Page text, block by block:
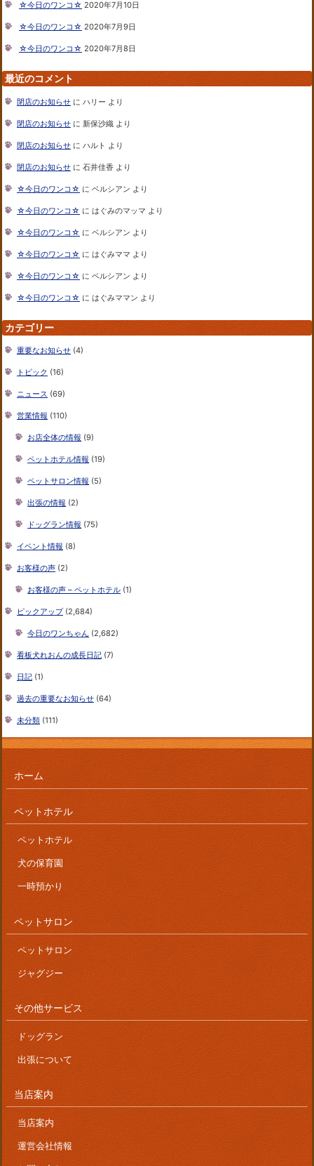
☆今日のワンコ☆ 2020年7月10日
☆今日のワンコ☆ 2020年7月9日
☆今日のワンコ☆ 2020年7月8日
最近のコメント
閉店のお知らせ に ハリー より
閉店のお知らせ に 新保沙織 より
閉店のお知らせ に ハルト より
閉店のお知らせ に 石井佳香 より
☆今日のワンコ☆ に ベルシアン より
☆今日のワンコ☆ に はぐみのマッマ より
☆今日のワンコ☆ に ベルシアン より
☆今日のワンコ☆ に はぐみママ より
☆今日のワンコ☆ に ベルシアン より
☆今日のワンコ☆ に はぐみママン より
カテゴリー
重要なお知らせ (4)
トピック (16)
ニュース (69)
営業情報 (110)
お店全体の情報 (9)
ペットホテル情報 (19)
ペットサロン情報 (5)
出張の情報 (2)
ドッグラン情報 (75)
イベント情報 (8)
お客様の声 (2)
お客様の声 – ペットホテル (1)
ピックアップ(2,684)
今日のワンちゃん (2,682)
看板犬れおんの成長日記 (7)
日記 (1)
過去の重要なお知らせ (64)
未分類 (111)
ホーム
ペットホテル
ペットホテル
犬の保育園
一時預かり
ペットサロン
ペットサロン
ジャグジー
その他サービス
ドッグラン
出張について
当店案内
当店案内
運営会社情報